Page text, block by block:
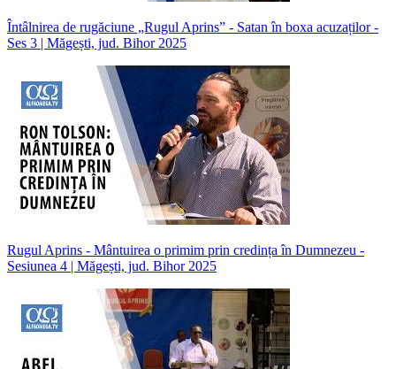
Întâlnirea de rugăciune „Rugul Aprins” - Satan în boxa acuzaților -
Ses 3 | Măgești, jud. Bihor 2025
Rugul Aprins - Mântuirea o primim prin credința în Dumnezeu -
Sesiunea 4 | Măgești, jud. Bihor 2025